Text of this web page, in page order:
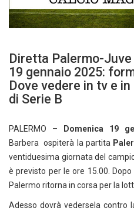
Diretta Palermo-
19 gennaio 2025:
Dove vedere in tv e
di Serie B
PALERMO – Domenica 19
Barbera ospiterà la partita
ventiduesima giornata del
è previsto per le ore 15.00.
Palermo ritorna in corsa per la
Adesso dovrà vedersela contro